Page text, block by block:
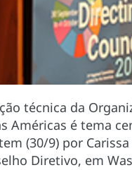
técnica da
Américas é tema
(30/9) por
Diretivo, em